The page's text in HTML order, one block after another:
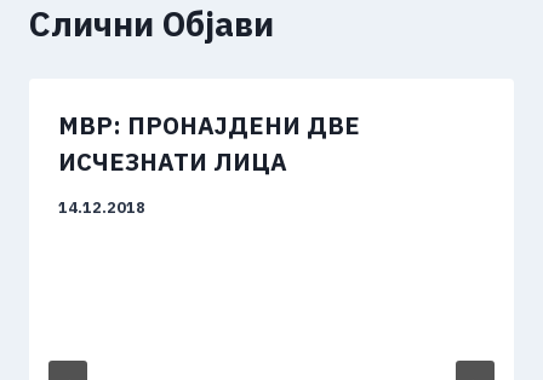
Слични Објави
МВР: ПРОНАЈДЕНИ ДВЕ
ИСЧЕЗНАТИ ЛИЦА
14.12.2018